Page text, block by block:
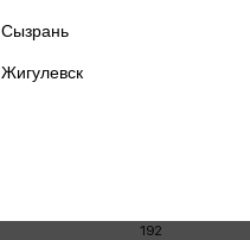
978-5-392-42449-8
192
Сызрань
Жигулевск